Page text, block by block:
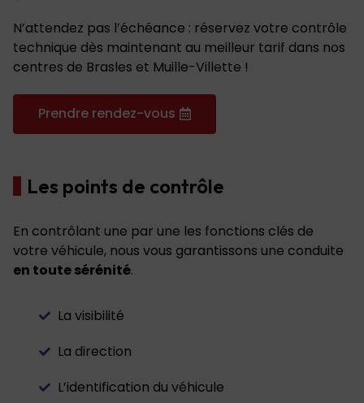
N’attendez pas l’échéance : réservez votre contrôle
technique dès maintenant au meilleur tarif dans nos
centres de Brasles et Muille-Villette !
Prendre rendez-vous
Les points de contrôle
En contrôlant une par une les fonctions clés de
votre véhicule, nous vous garantissons une conduite
en toute sérénité.
La visibilité
La direction
L’identification du véhicule